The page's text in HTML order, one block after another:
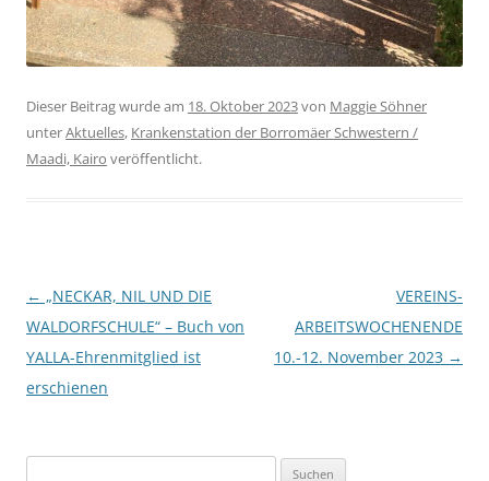
Dieser Beitrag wurde am 18. Oktober 2023von Maggie Söhner
unterAktuelles, Krankenstation der Borromäer Schwestern /
Maadi, Kairo veröffentlicht.
Beitragsnavigation
← „NECKAR, NIL UND DIE
WALDORFSCHULE“ – Buch von
YALLA-Ehrenmitglied ist
erschienen
VEREINS-
ARBEITSWOCHENENDE
10.-12. November 2023 →